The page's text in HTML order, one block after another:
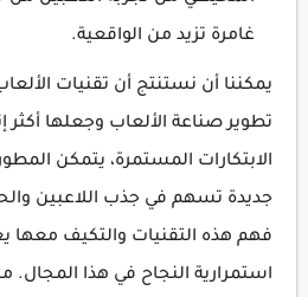
غامرة تزيد من الواقعية.
يمكننا أن نستنتج أن تقنيات
تطوير صناعة الألعاب وجعلها أكثر
الابتكارات المستمرة، يتمكن
جديدة تسهم في جذب اللاعبين
فهم هذه التقنيات والتكيف معها
استمرارية النجاح في هذا المجال.